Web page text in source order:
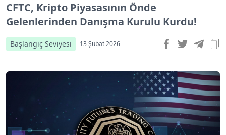
CFTC, Kripto Piyasasının Önde
Gelenlerinden Danışma Kurulu Kurdu!
Başlangıç Seviyesi 13 Şubat 2026